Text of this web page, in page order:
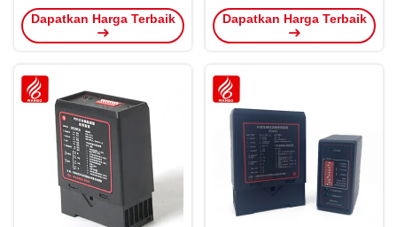
menambahkan fungsi kontrol
kabel 485
Dapatkan Harga Terbaik
dengan konduktor berantai
tembaga kaleng
Dapatkan Harga Terbaik